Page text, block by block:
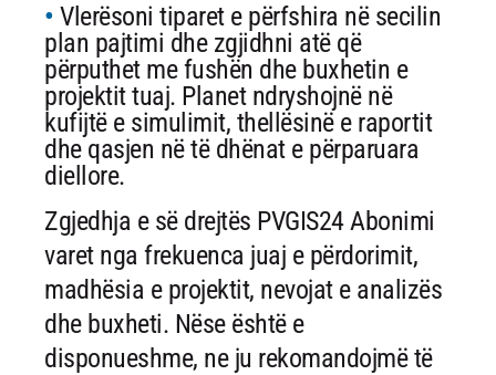
Vlerësoni tiparet e përfshira në secilin
plan pajtimi dhe zgjidhni atë që
përputhet me fushën dhe buxhetin e
projektit tuaj. Planet ndryshojnë në
kufijtë e simulimit, thellësinë e raportit
dhe qasjen në të dhënat e përparuara
diellore.
Zgjedhja e së drejtës PVGIS24 Abonimi
varet nga frekuenca juaj e përdorimit,
madhësia e projektit, nevojat e analizës
dhe buxheti. Nëse është e
disponueshme, ne ju rekomandojmë të